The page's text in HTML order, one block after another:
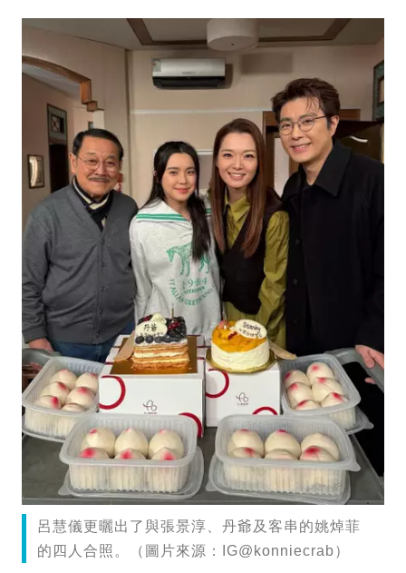
呂慧儀更曬出了與張景淳、丹爺及客串的姚焯菲
的四人合照。（圖片來源：IG@konniecrab）